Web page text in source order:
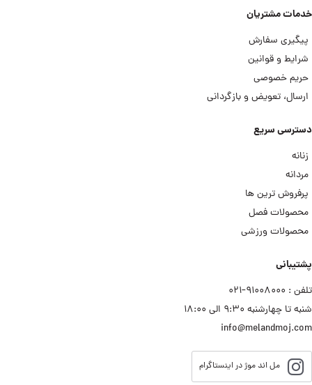
خدمات مشتریان
پیگیری سفارش
شرایط و قوانین
حریم خصوصی
ارسال، تعویض و بازگردانی
دسترسی سریع
زنانه
مردانه
پرفروش ترین ها
محصولات فصل
محصولات ورزشی
پشتیبانی
تلفن : ۹۱۰۰۸۰۰۰−۰۲۱
شنبه تا چهارشنبه ۹:۳۰ الی ۱۸:۰۰
info@melandmoj.com
مل اند موژ در اینستاگرام